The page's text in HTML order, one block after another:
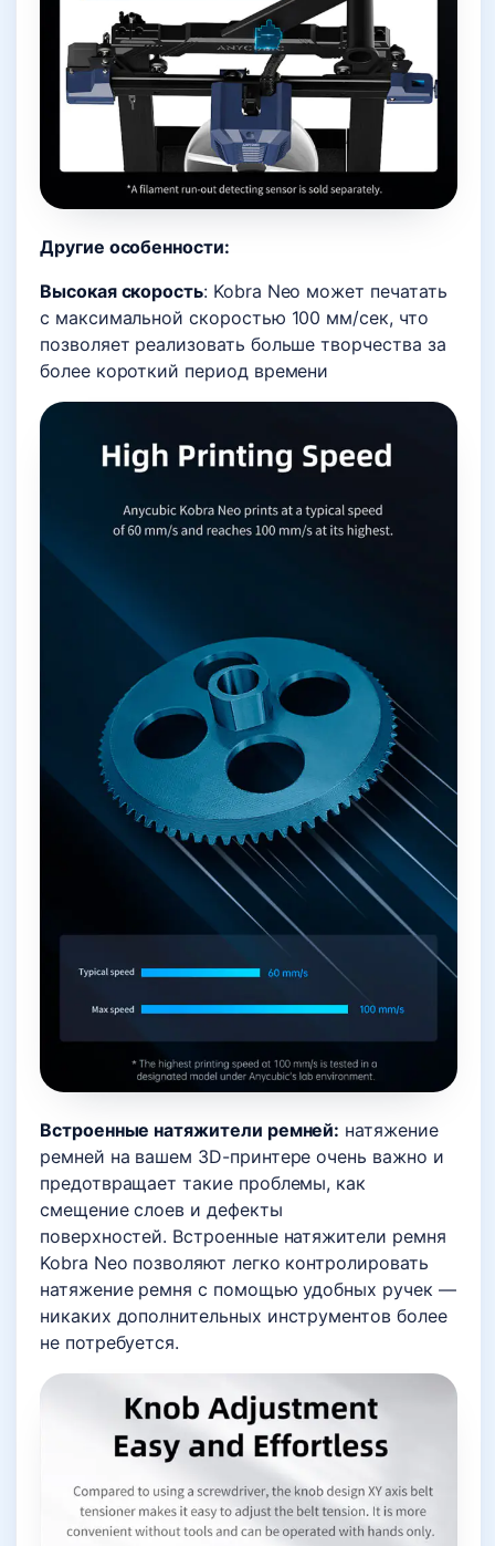
Другие особенности:
Высокая скорость: Kobra Neo может печатать
с максимальной скоростью 100 мм/сек, что
позволяет реализовать больше творчества за
более короткий период времени
Встроенные натяжители ремней: натяжение
ремней на вашем 3D-принтере очень важно и
предотвращает такие проблемы, как
смещение слоев и дефекты
поверхностей. Встроенные натяжители ремня
Kobra Neo позволяют легко контролировать
натяжение ремня с помощью удобных ручек —
никаких дополнительных инструментов более
не потребуется.